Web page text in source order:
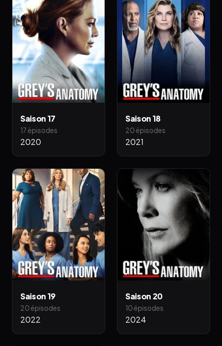
Saison 17
17 épisodes
2020
Saison 18
20 épisodes
2021
Saison 19
20 épisodes
2022
Saison 20
10 épisodes
2024